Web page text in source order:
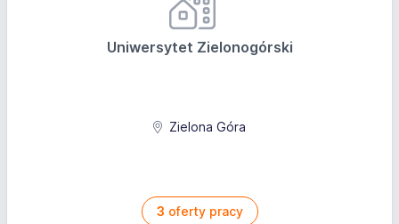
Uniwersytet Zielonogórski
Zielona Góra
3 oferty pracy